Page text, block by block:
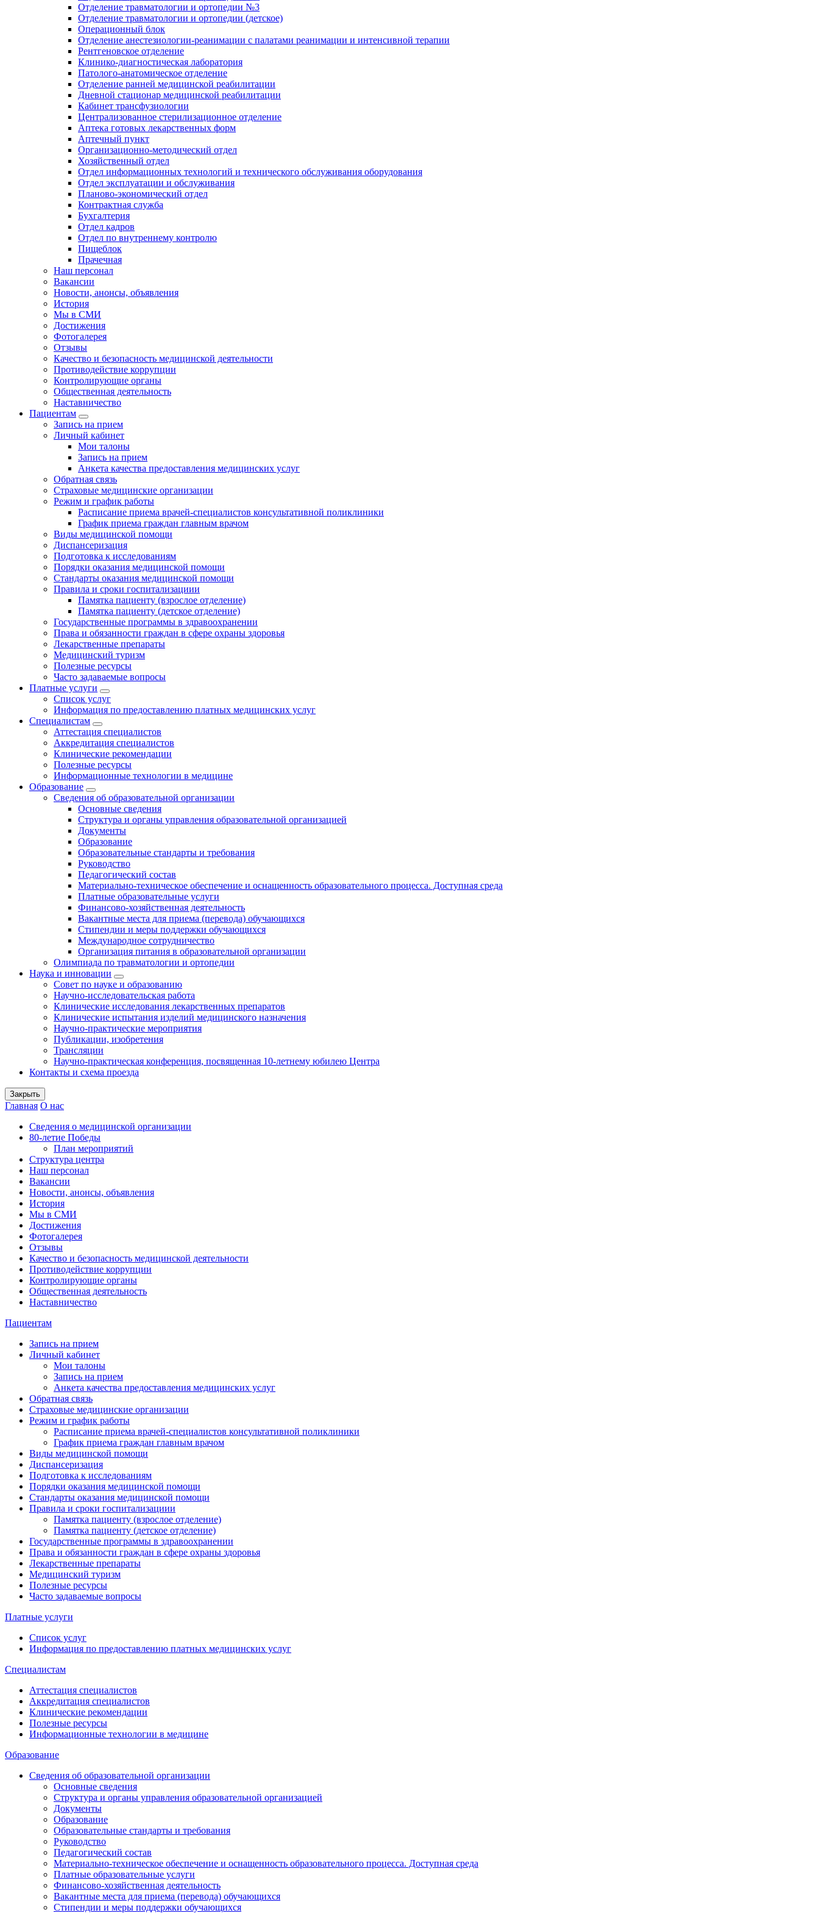
Отделение травматологии и ортопедии №3
Отделение травматологии и ортопедии (детское)
Операционный блок
Отделение анестезиологии-реанимации с палатами реанимации и интенсивной терапии
Рентгеновское отделение
Клинико-диагностическая лаборатория
Патолого-анатомическое отделение
Отделение ранней медицинской реабилитации
Дневной стационар медицинской реабилитации
Кабинет трансфузиологии
Централизованное стерилизационное отделение
Аптека готовых лекарственных форм
Аптечный пункт
Организационно-методический отдел
Хозяйственный отдел
Отдел информационных технологий и технического обслуживания оборудования
Отдел эксплуатации и обслуживания
Планово-экономический отдел
Контрактная служба
Бухгалтерия
Отдел кадров
Отдел по внутреннему контролю
Пищеблок
Прачечная
Наш персонал
Вакансии
Новости, анонсы, объявления
История
Мы в СМИ
Достижения
Фотогалерея
Отзывы
Качество и безопасность медицинской деятельности
Противодействие коррупции
Контролирующие органы
Общественная деятельность
Наставничество
Пациентам
Запись на прием
Личный кабинет
Мои талоны
Запись на прием
Анкета качества предоставления медицинских услуг
Обратная связь
Страховые медицинские организации
Режим и график работы
Расписание приема врачей-специалистов консультативной поликлиники
График приема граждан главным врачом
Виды медицинской помощи
Диспансеризация
Подготовка к исследованиям
Порядки оказания медицинской помощи
Стандарты оказания медицинской помощи
Правила и сроки госпитализациии
Памятка пациенту (взрослое отделение)
Памятка пациенту (детское отделение)
Государственные программы в здравоохранении
Права и обязанности граждан в сфере охраны здоровья
Лекарственные препараты
Медицинский туризм
Полезные ресурсы
Часто задаваемые вопросы
Платные услуги
Список услуг
Информация по предоставлению платных медицинских услуг
Специалистам
Аттестация специалистов
Аккредитация специалистов
Клинические рекомендации
Полезные ресурсы
Информационные технологии в медицине
Образование
Сведения об образовательной организации
Основные сведения
Структура и органы управления образовательной организацией
Документы
Образование
Образовательные стандарты и требования
Руководство
Педагогический состав
Материально-техническое обеспечение и оснащенность образовательного процесса. Доступная среда
Платные образовательные услуги
Финансово-хозяйственная деятельность
Вакантные места для приема (перевода) обучающихся
Стипендии и меры поддержки обучающихся
Международное сотрудничество
Организация питания в образовательной организации
Олимпиада по травматологии и ортопедии
Наука и инновации
Совет по науке и образованию
Научно-исследовательская работа
Клинические исследования лекарственных препаратов
Клинические испытания изделий медицинского назначения
Научно-практические мероприятия
Публикации, изобретения
Трансляции
Научно-практическая конференция, посвященная 10-летнему юбилею Центра
Контакты и схема проезда
Закрыть
Главная О нас
Сведения о медицинской организации
80-летие Победы
План мероприятий
Структура центра
Наш персонал
Вакансии
Новости, анонсы, объявления
История
Мы в СМИ
Достижения
Фотогалерея
Отзывы
Качество и безопасность медицинской деятельности
Противодействие коррупции
Контролирующие органы
Общественная деятельность
Наставничество
Пациентам
Запись на прием
Личный кабинет
Мои талоны
Запись на прием
Анкета качества предоставления медицинских услуг
Обратная связь
Страховые медицинские организации
Режим и график работы
Расписание приема врачей-специалистов консультативной поликлиники
График приема граждан главным врачом
Виды медицинской помощи
Диспансеризация
Подготовка к исследованиям
Порядки оказания медицинской помощи
Стандарты оказания медицинской помощи
Правила и сроки госпитализациии
Памятка пациенту (взрослое отделение)
Памятка пациенту (детское отделение)
Государственные программы в здравоохранении
Права и обязанности граждан в сфере охраны здоровья
Лекарственные препараты
Медицинский туризм
Полезные ресурсы
Часто задаваемые вопросы
Платные услуги
Список услуг
Информация по предоставлению платных медицинских услуг
Специалистам
Аттестация специалистов
Аккредитация специалистов
Клинические рекомендации
Полезные ресурсы
Информационные технологии в медицине
Образование
Сведения об образовательной организации
Основные сведения
Структура и органы управления образовательной организацией
Документы
Образование
Образовательные стандарты и требования
Руководство
Педагогический состав
Материально-техническое обеспечение и оснащенность образовательного процесса. Доступная среда
Платные образовательные услуги
Финансово-хозяйственная деятельность
Вакантные места для приема (перевода) обучающихся
Стипендии и меры поддержки обучающихся